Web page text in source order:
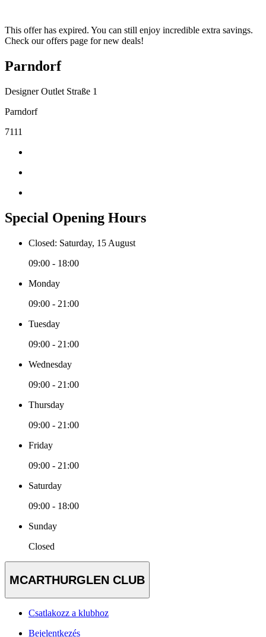
This offer has expired. You can still enjoy incredible extra savings.
Check our offers page for new deals!
Parndorf
Designer Outlet Straße 1
Parndorf
7111
Special Opening Hours
Closed: Saturday, 15 August
09:00 - 18:00
Monday
09:00 - 21:00
Tuesday
09:00 - 21:00
Wednesday
09:00 - 21:00
Thursday
09:00 - 21:00
Friday
09:00 - 21:00
Saturday
09:00 - 18:00
Sunday
Closed
MCARTHURGLEN CLUB
Csatlakozz a klubhoz
Bejelentkezés